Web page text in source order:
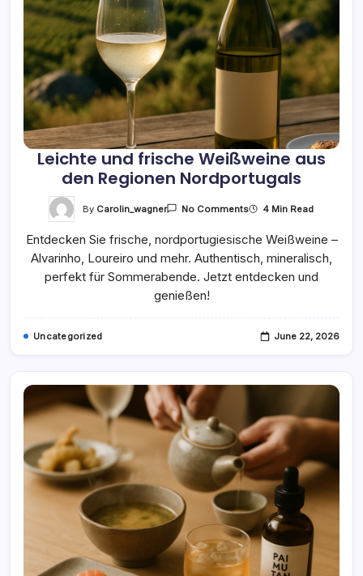
Leichte und frische Weißweine aus
den Regionen Nordportugals
By Carolin_wagner No CommentsOn
Frische
Aus
Den
Regionen
4 Min Read
Entdecken Sie frische, nordportugiesische Weißweine –
Alvarinho, Loureiro und mehr. Authentisch, mineralisch,
perfekt für Sommerabende. Jetzt entdecken und
genießen!
Uncategorized June 22, 2026